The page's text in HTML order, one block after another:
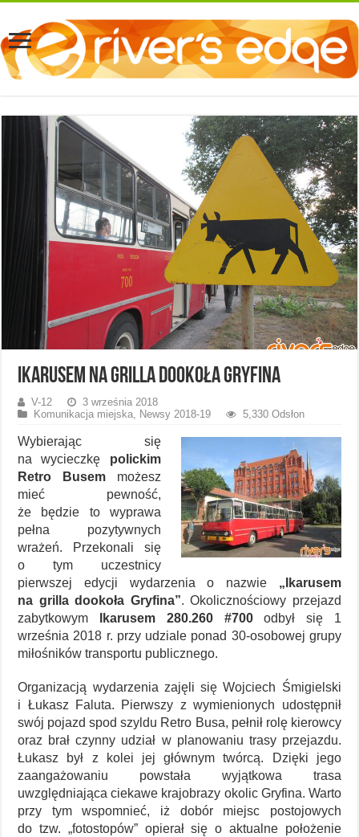
Ikarusem na grilla dookoła Gryfina
V-12
3 września 2018
Komunikacja miejska, Newsy 2018-19 5,330 Odsłon
Wybierając się
na wycieczkę polickim
Retro Busem możesz
mieć pewność,
że będzie to wyprawa
pełna pozytywnych
wrażeń. Przekonali się
o tym uczestnicy
pierwszej edycji wydarzenia o nazwie „Ikarusem
na grilla dookoła Gryfina”. Okolicznościowy przejazd
zabytkowym
Ikarusem 280.260 #700odbył się 1
września 2018 r. przy udziale ponad 30-osobowej grupy
miłośników transportu publicznego.
Organizacją wydarzenia zajęli się Wojciech Śmigielski
i Łukasz Faluta. Pierwszy z wymienionych udostępnił
swój pojazd spod szyldu Retro Busa, pełnił rolę kierowcy
oraz brał czynny udział w planowaniu trasy przejazdu.
Łukasz był z kolei jej głównym twórcą. Dzięki jego
zaangażowaniu powstała wyjątkowa trasa
uwzględniająca ciekawe krajobrazy okolic Gryfina. Warto
przy tym wspomnieć, iż dobór miejsc postojowych
do tzw. „fotostopów” opierał się o aktualne położenie